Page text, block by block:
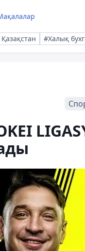
#Халық